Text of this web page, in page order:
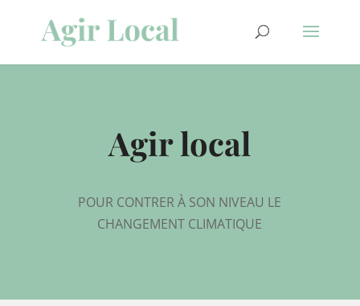
Agir local
POUR CONTRER À SON NIVEAU LE
CHANGEMENT CLIMATIQUE